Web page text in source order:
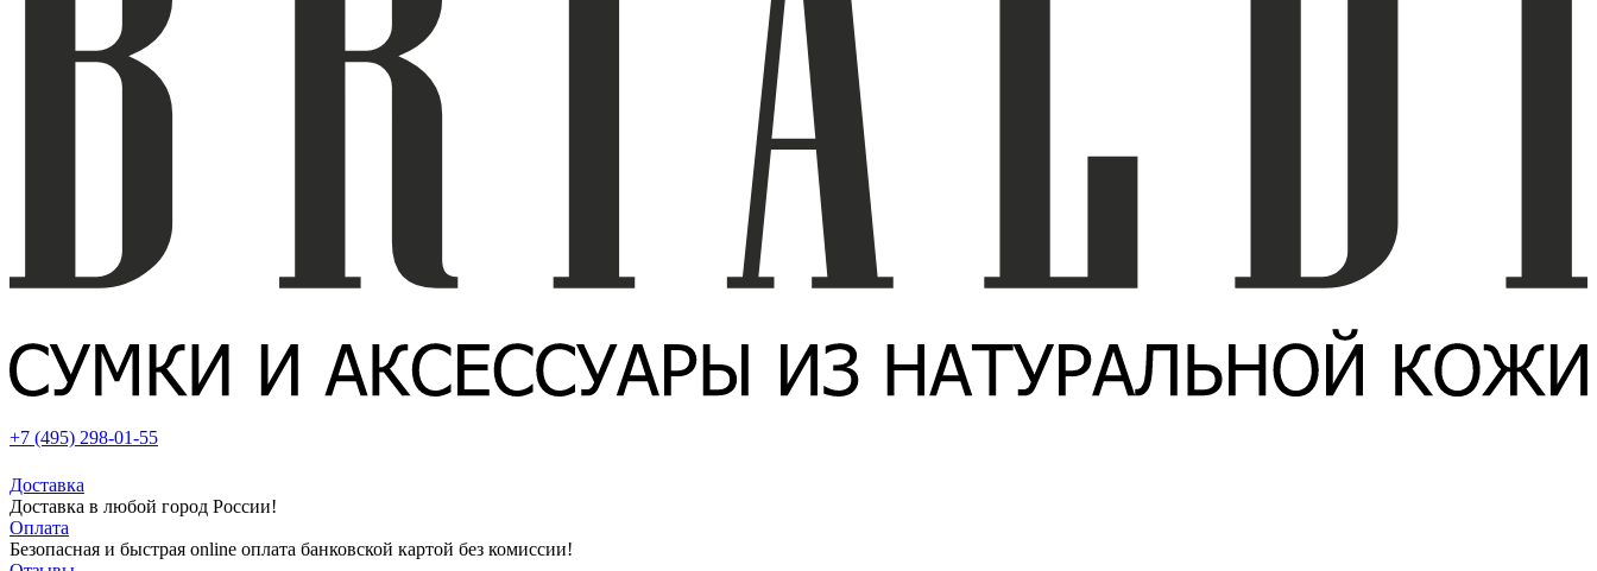
+7 (495) 298-01-55
Доставка
Доставка в любой город России!
Оплата
Безопасная и быстрая online оплата банковской картой без комиссии!